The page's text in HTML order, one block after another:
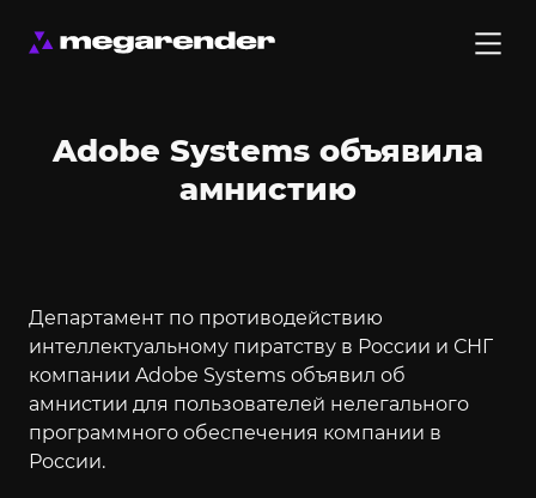
Adobe Systems объявила
амнистию
Департамент по противодействию
интеллектуальному пиратству в России и СНГ
компании Adobe Systems объявил об
амнистии для пользователей нелегального
программного обеспечения компании в
России.